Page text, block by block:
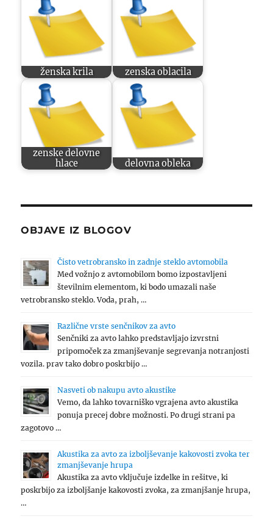
ženska krila zenska oblacila
zenske delovne
hlace
delovna obleka
OBJAVE IZ BLOGOV
Čisto vetrobransko in zadnje steklo avtomobila
Med vožnjo z avtomobilom bomo izpostavljeni
številnim elementom, ki bodo umazali naše
vetrobransko steklo. Voda, prah, …
Različne vrste senčnikov za avto
Senčniki za avto lahko predstavljajo izvrstni
pripomoček za zmanjševanje segrevanja notranjosti
vozila. prav tako dobro poskrbijo …
Nasveti ob nakupu avto akustike
Vemo, da lahko tovarniško vgrajena avto akustika
ponuja precej dobre možnosti. Po drugi strani pa
zagotovo …
Akustika za avto za izboljševanje kakovosti zvoka ter
zmanjševanje hrupa
Akustika za avto vključuje izdelke in rešitve, ki
poskrbijo za izboljšanje kakovosti zvoka, za zmanjšanje hrupa,
…